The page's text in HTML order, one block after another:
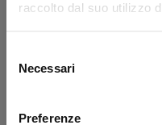
raccolto dal suo utilizzo
delNecessari
Preferenze
Nato a Pesaro alla fine
due grandi passioni: le